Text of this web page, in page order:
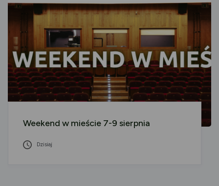
Weekend w mieście 7-9 sierpnia
Dzisiaj